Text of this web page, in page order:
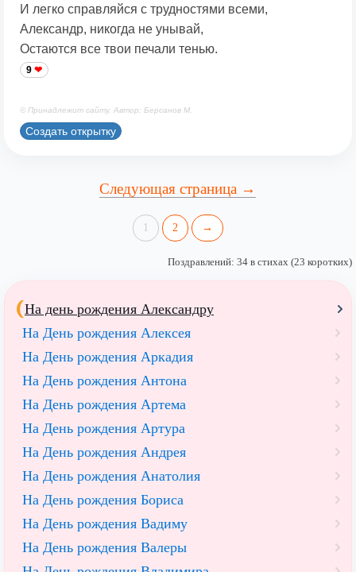
И легко справляйся с трудностями всеми,
Александр, никогда не унывай,
Остаются все твои печали тенью.
9
© Принадлежит сайту. Автор: Берсанов М.
Создать открытку
Следующая страница →
1 2 →
Поздравлений: 34 в стихах (23 коротких)
На день рождения Александру
На День рождения Алексея
На День рождения Аркадия
На День рождения Антона
На День рождения Артема
На День рождения Артура
На День рождения Андрея
На День рождения Анатолия
На День рождения Бориса
На День рождения Вадиму
На День рождения Валеры